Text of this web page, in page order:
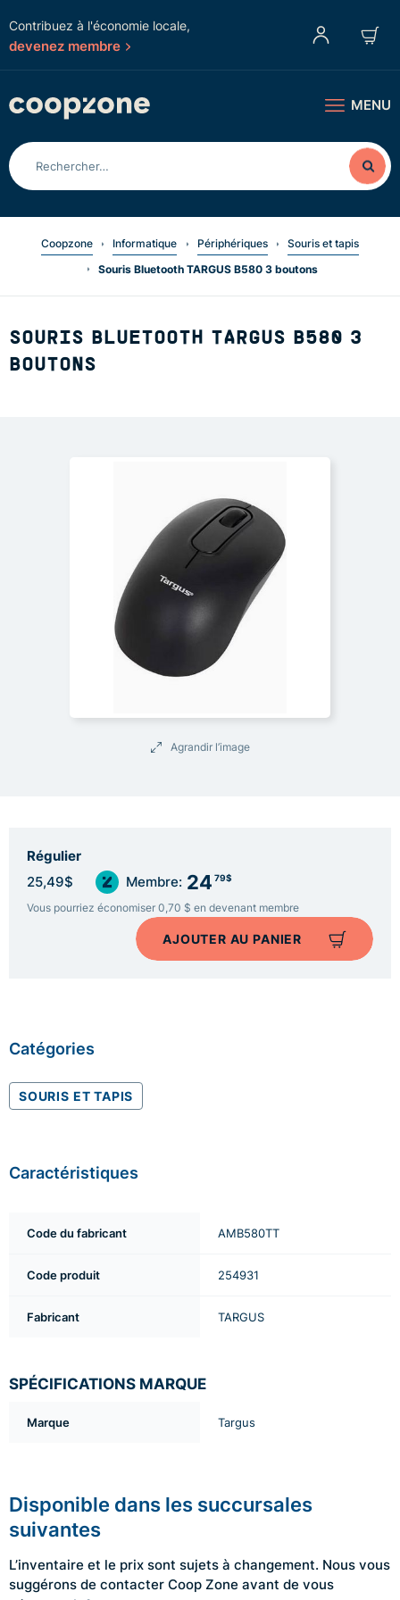
Contribuez à l'économie locale,
devenez membre
MENU
Coopzone Informatique Périphériques
Souris et tapis
Souris Bluetooth TARGUS B580 3 boutons
SOURIS BLUETOOTH TARGUS B580 3
BOUTONS
Agrandir l’image
Régulier
25,49$ Membre: 24 79$
Vous pourriez économiser 0,70 $ en devenant membre
AJOUTER AU PANIER
Catégories
SOURIS ET TAPIS
Caractéristiques
Code du fabricant AMB580TT
Code produit 254931
Fabricant TARGUS
SPÉCIFICATIONS MARQUE
Marque Targus
Disponible dans les succursales
suivantes
L’inventaire et le prix sont sujets à changement. Nous vous
suggérons de contacter Coop Zone avant de vous